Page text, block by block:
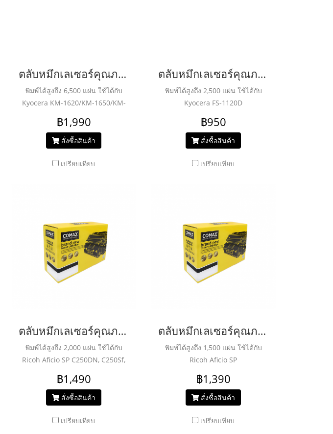
ตลับหมึกเลเซอร์คุณภาพสูงสำหรับ KYOCERA รุ่น TK410 BK
พิมพ์ได้สูงถึง 6,500 แผ่น ใช้ได้กับ
Kyocera KM-1620/KM-1650/KM-
฿1,990
สั่งซื้อสินค้า
เปรียบเทียบ
ตลับหมึกเลเซอร์คุณภาพสูงสำหรับ KYOCERA รุ่น TK164 Black
พิมพ์ได้สูงถึง 2,500 แผ่น ใช้ได้กับ
Kyocera FS-1120D
฿950
สั่งซื้อสินค้า
เปรียบเทียบ
ตลับหมึกเลเซอร์คุณภาพสูงสำหรับ RICOH รุ่น C250/C260/C261 BK
พิมพ์ได้สูงถึง 2,000 แผ่น ใช้ได้กับ
Ricoh Aficio SP C250DN, C250Sf,
C260DNw, C261SNW
฿1,490
สั่งซื้อสินค้า
เปรียบเทียบ
ตลับหมึกเลเซอร์คุณภาพสูงสำหรับ RICOH รุ่น 201P
พิมพ์ได้สูงถึง 1,500 แผ่น ใช้ได้กับ
Ricoh Aficio SP
201N/203S/204SN/204SF/204SFN/211/211SF/
213Nw/213SFNw/220nw
฿1,390
สั่งซื้อสินค้า
เปรียบเทียบ